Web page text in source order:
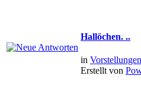
Hallöchen. ..
in Vorstellungen
Erstellt von